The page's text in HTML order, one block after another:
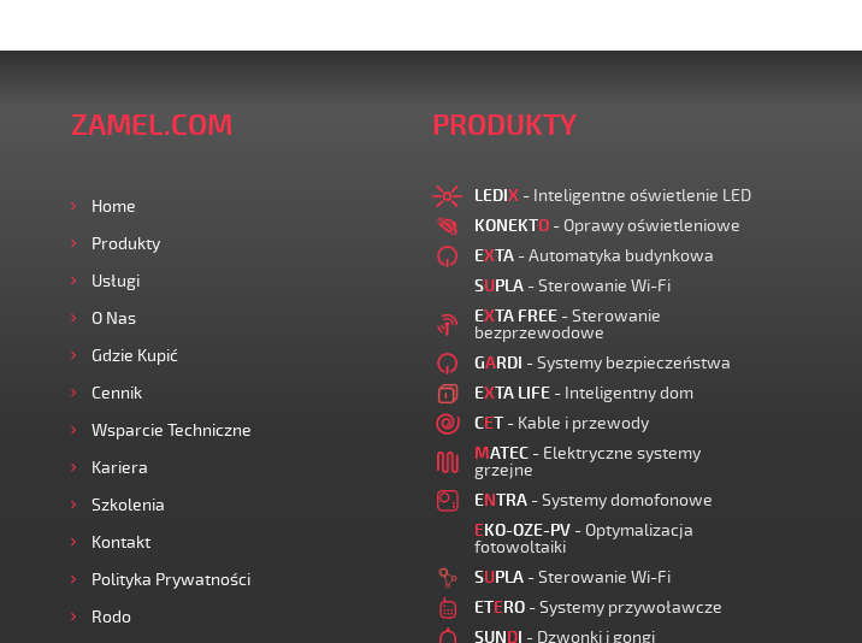
ZAMEL.COM
Home
Produkty
Usługi
O Nas
Gdzie Kupić
Cennik
Wsparcie Techniczne
Kariera
Szkolenia
Kontakt
Polityka Prywatności
Rodo
PRODUKTY
LEDIX - Inteligentne oświetlenie LED
KONEKTO - Oprawy oświetleniowe
EXTA - Automatyka budynkowa
SUPLA - Sterowanie Wi-Fi
EXTA FREE - Sterowanie
bezprzewodowe
GARDI - Systemy bezpieczeństwa
EXTA LIFE - Inteligentny dom
CET - Kable i przewody
MATEC - Elektryczne systemy
grzejne
ENTRA - Systemy domofonowe
EKO-OZE-PV - Optymalizacja
fotowoltaiki
SUPLA - Sterowanie Wi-Fi
ETERO - Systemy przywoławcze
SUNDI - Dzwonki i gongi